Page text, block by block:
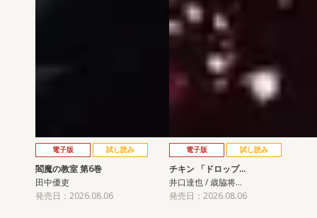
電子版 試し読み
閻魔の教室 第6巻
田中優吏
発売日：2026.08.06
電子版 試し読み
チキン 「ドロップ…
井口達也 / 歳脇将…
発売日：2026.08.06